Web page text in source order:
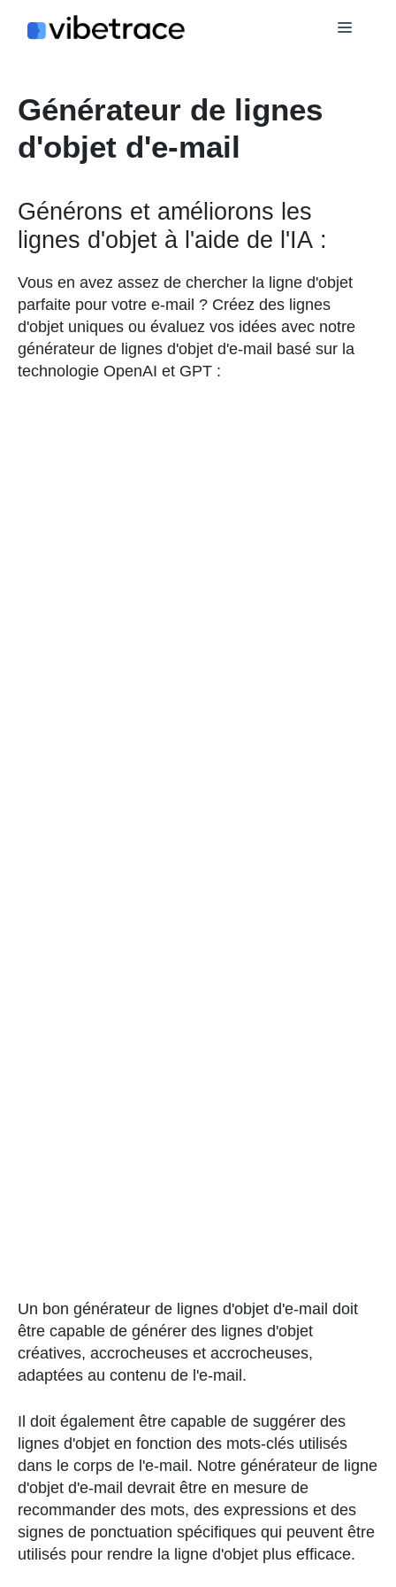
Menu
Générateur de lignes
d'objet d'e-mail
Générons et améliorons les
lignes d'objet à l'aide de l'IA :
Vous en avez assez de chercher la ligne d'objet
parfaite pour votre e-mail ? Créez des lignes
d'objet uniques ou évaluez vos idées avec notre
générateur de lignes d'objet d'e-mail basé sur la
technologie OpenAI et GPT :
Un bon générateur de lignes d'objet d'e-mail doit
être capable de générer des lignes d'objet
créatives, accrocheuses et accrocheuses,
adaptées au contenu de l'e-mail.
Il doit également être capable de suggérer des
lignes d'objet en fonction des mots-clés utilisés
dans le corps de l'e-mail. Notre générateur de ligne
d'objet d'e-mail devrait être en mesure de
recommander des mots, des expressions et des
signes de ponctuation spécifiques qui peuvent être
utilisés pour rendre la ligne d'objet plus efficace.